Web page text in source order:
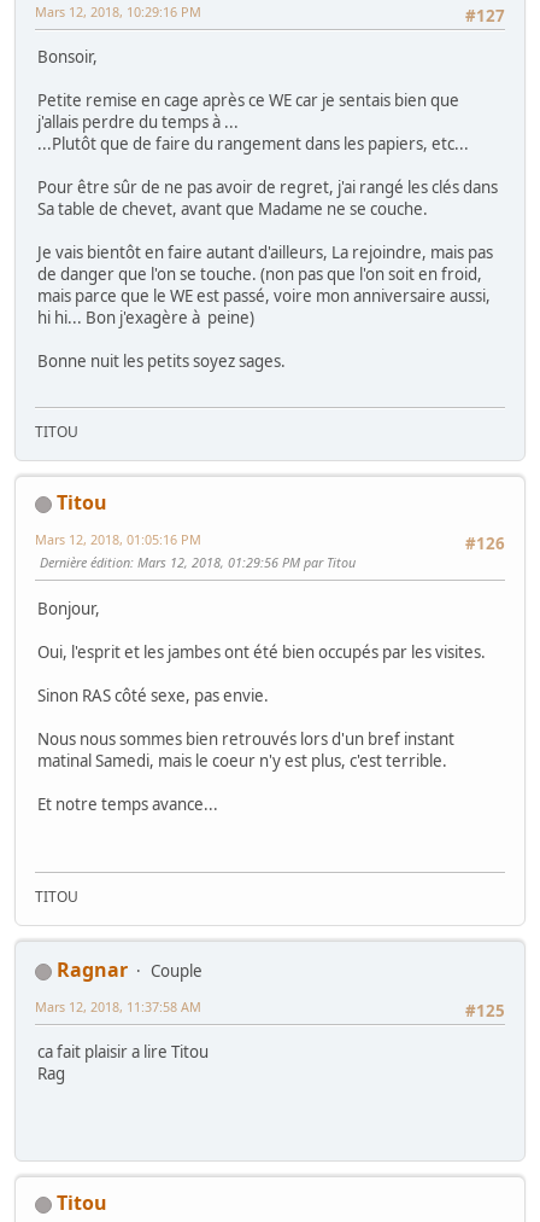
#127
Mars 12, 2018, 10:29:16 PM
Bonsoir,
Petite remise en cage après ce WE car je sentais bien que
j'allais perdre du temps à ...
...Plutôt que de faire du rangement dans les papiers, etc...
Pour être sûr de ne pas avoir de regret, j'ai rangé les clés dans
Sa table de chevet, avant que Madame ne se couche.
Je vais bientôt en faire autant d'ailleurs, La rejoindre, mais pas
de danger que l'on se touche. (non pas que l'on soit en froid,
mais parce que le WE est passé, voire mon anniversaire aussi,
hi hi... Bon j'exagère à peine)
Bonne nuit les petits soyez sages.
TITOU
Titou
#126
Mars 12, 2018, 01:05:16 PM
Dernière édition: Mars 12, 2018, 01:29:56 PM par Titou
Bonjour,
Oui, l'esprit et les jambes ont été bien occupés par les visites.
Sinon RAS côté sexe, pas envie.
Nous nous sommes bien retrouvés lors d'un bref instant
matinal Samedi, mais le coeur n'y est plus, c'est terrible.
Et notre temps avance...
TITOU
Ragnar
Couple
#125
Mars 12, 2018, 11:37:58 AM
ca fait plaisir a lire Titou
Rag
Titou